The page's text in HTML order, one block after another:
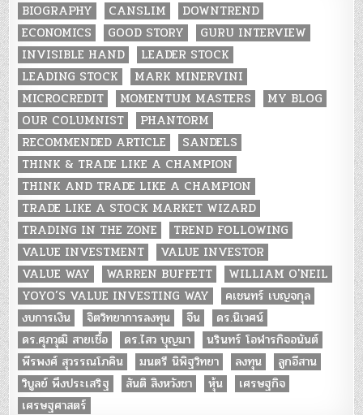
BIOGRAPHY CANSLIM
DOWNTREND
ECONOMICS
GOOD STORY
GURU INTERVIEW
INVISIBLE HAND
LEADER STOCK
LEADING STOCK
MARK MINERVINI
MICROCREDIT
MOMENTUM MASTERS
MY BLOG
OUR COLUMNIST
PHANTORM
RECOMMENDED ARTICLE
SANDELS
THINK & TRADE LIKE A CHAMPION
THINK AND TRADE LIKE A CHAMPION
TRADE LIKE A STOCK MARKET WIZARD
TRADING IN THE ZONE
TREND FOLLOWING
VALUE INVESTMENT
VALUE INVESTOR
VALUE WAY
WARREN BUFFETT
WILLIAM O'NEIL
YOYO’S VALUE INVESTING WAY
คเชนทร์ เบญจกุล
งบการเงิน
จิตวิทยาการลงทุน จีน
ดร.นิเวศน์
ดร.ศุภวุฒิ สายเชื้อ
ดร.ไสว บุญมา
นรินทร์ โอฬารกิจอนันต์
พีรพงศ์ สุวรรณโภคิน
มนตรี นิพิฐวิทยา ลงทุน
ลูกอีสาน
วิบูลย์ พึงประเสริฐ
สันติ สิงหวังชา หุ้น
เศรษฐกิจ
เศรษฐศาสตร์